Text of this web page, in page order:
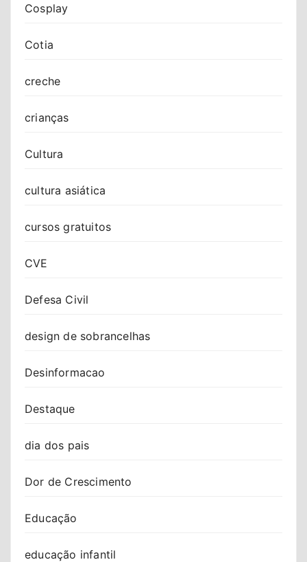
Cosplay
Cotia
creche
crianças
Cultura
cultura asiática
cursos gratuitos
CVE
Defesa Civil
design de sobrancelhas
Desinformacao
Destaque
dia dos pais
Dor de Crescimento
Educação
educação infantil